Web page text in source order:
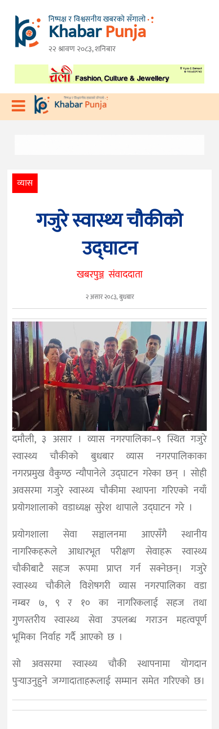
निष्पक्ष र विश्वसनीय खबरको सँगालो
KhabarPunja
२२ श्रावण २०८३, शनिबार
गृहपृष्ठ
तनहुँ
प्रदेश
स्वास्थ्य
फोटो
पुञ्ज
युनिकोड
व्यास
गजुरे स्वास्थ्य चाैकीकाे
उद्घाटन
खबरपुञ्ज संवाददाता
२ असार २०८३, बुधबार
दमाैली, ३ असार । व्यास नगरपालिका–९ स्थित गजुरे
स्वास्थ्य चौकीको बुधबार व्यास नगरपालिकाका
नगरप्रमुख वैकुण्ठ न्यौपानेले उद्घाटन गरेका छन् । साेही
अवसरमा गजुरे स्वास्थ्य चौकीमा स्थापना गरिएको नयाँ
प्रयोगशालाकाे वडाध्यक्ष सुरेश थापाले उद्घाटन गरे ।
प्रयाेगशाला सेवा सञ्चालनमा आएसँगै स्थानीय
नागरिकहरूले आधारभूत परीक्षण सेवाहरू स्वास्थ्य
चौकीबाटै सहज रूपमा प्राप्त गर्न सक्नेछन्। गजुरे
स्वास्थ्य चौकीले विशेषगरी व्यास नगरपालिका वडा
नम्बर ७, ९ र १० का नागरिकलाई सहज तथा
गुणस्तरीय स्वास्थ्य सेवा उपलब्ध गराउन महत्वपूर्ण
भूमिका निर्वाह गर्दै आएको छ ।
सो अवसरमा स्वास्थ्य चौकी स्थापनामा योगदान
पुर्‍याउनुहुने जग्गादाताहरूलाई सम्मान समेत गरिएको छ।